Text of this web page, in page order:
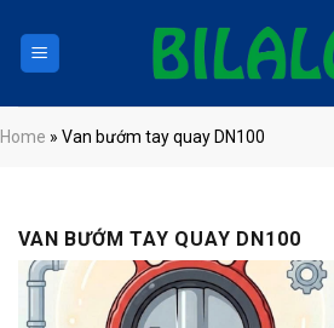
content
Home » Van bướm tay quay DN100
VAN BƯỚM TAY QUAY DN100